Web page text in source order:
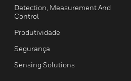
Detection, Measurement And
Control
Produtividade
Segurança
Sensing Solutions